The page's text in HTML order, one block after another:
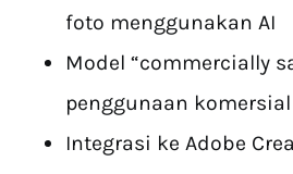
foto menggunakan AI
Model “commercially
penggunaan
Integrasi ke Adobe